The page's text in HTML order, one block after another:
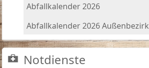
Abfallkalender 2026
Abfallkalender 2026 Außenbezirk
Notdienste